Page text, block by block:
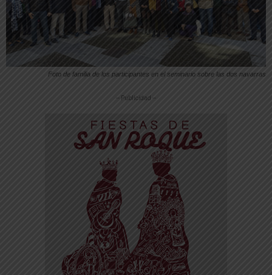
Foto de familia de los participantes en el seminario sobre las dos navarras
-- Publicidad --